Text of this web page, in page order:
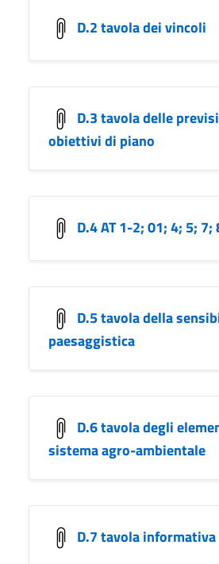
D.2 tavola dei vincoli
D.3 tavola delle
obiettivi di piano
D.4 AT 1-2; 01; 4; 5; 7;
D.5 tavola della
paesaggistica
D.6 tavola degli
sistema agro-ambientale
D.7 tavola